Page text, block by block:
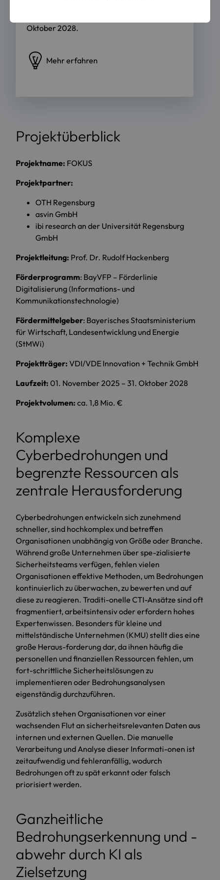
Oktober 2028.
Mehr erfahren
Projektüberblick
Projektname: FOKUS
Projektpartner:
OTH Regensburg
asvin GmbH
ibi research an der Universität Regensburg
GmbH
Projektleitung: Prof. Dr. Rudolf Hackenberg
Förderprogramm: BayVFP – Förderlinie
Digitalisierung (Informations- und
Kommunikationstechnologie)
Fördermittelgeber: Bayerisches Staatsministerium
für Wirtschaft, Landesentwicklung und Energie
(StMWi)
Projektträger: VDI/VDE Innovation + Technik GmbH
Laufzeit: 01. November 2025 – 31. Oktober 2028
Projektvolumen: ca. 1,8 Mio. €
Komplexe
Cyberbedrohungen und
begrenzte Ressourcen als
zentrale Herausforderung
Cyberbedrohungen entwickeln sich zunehmend
schneller, sind hochkomplex und betreffen
Organisationen unabhängig von Größe oder Branche.
Während große Unternehmen über spe-zialisierte
Sicherheitsteams verfügen, fehlen vielen
Organisationen effektive Methoden, um Bedrohungen
kontinuierlich zu überwachen, zu bewerten und auf
diese zu reagieren. Traditi-onelle CTI-Ansätze sind oft
fragmentiert, arbeitsintensiv oder erfordern hohes
Expertenwissen. Besonders für kleine und
mittelständische Unternehmen (KMU) stellt dies eine
große Heraus-forderung dar, da ihnen häufig die
personellen und finanziellen Ressourcen fehlen, um
fort-schrittliche Sicherheitslösungen zu
implementieren oder Bedrohungsanalysen
eigenständig durchzuführen.
Zusätzlich stehen Organisationen vor einer
wachsenden Flut an sicherheitsrelevanten Daten aus
internen und externen Quellen. Die manuelle
Verarbeitung und Analyse dieser Informati-onen ist
zeitaufwendig und fehleranfällig, wodurch
Bedrohungen oft zu spät erkannt oder falsch
priorisiert werden.
Ganzheitliche
Bedrohungserkennung und -
abwehr durch KI als
Zielsetzung